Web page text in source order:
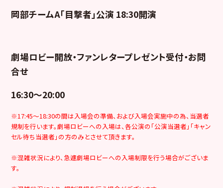
岡部チームA「目撃者」公演 18:30開演
劇場ロビー開放・ファンレタープレゼント受付・お問
合せ
16:30～20:00
※17:45～18:30の間は入場会の準備、および入場会実施中の為、当選者
規制を行います。劇場ロビーへの入場は、各公演の「公演当選者」「キャン
セル待ち当選者」の方のみとさせて頂きます。
※混雑状況により、急遽劇場ロビーへの入場制限を行う場合がございま
す。